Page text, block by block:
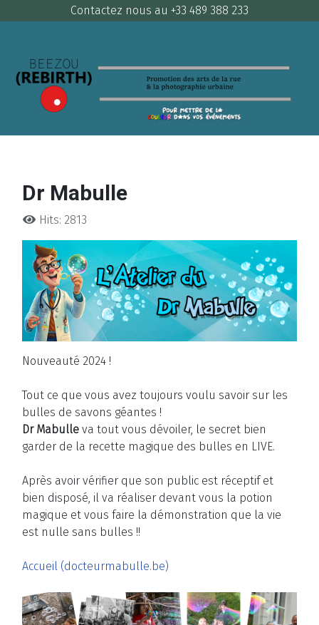
Contactez nous au +33 489 388 233
Dr Mabulle
Hits: 2813
Nouveauté 2024 !
Tout ce que vous avez toujours voulu savoir sur les
bulles de savons géantes !
Dr Mabulle va tout vous dévoiler, le secret bien
garder de la recette magique des bulles en LIVE.
Après avoir vérifier que son public est réceptif et
bien disposé, il va réaliser devant vous la potion
magique et vous faire la démonstration que la vie
est nulle sans bulles !!
Accueil (docteurmabulle.be)